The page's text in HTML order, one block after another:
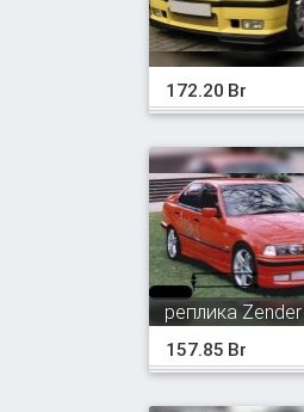
172.20 Br
реплика Zender
157.85 Br